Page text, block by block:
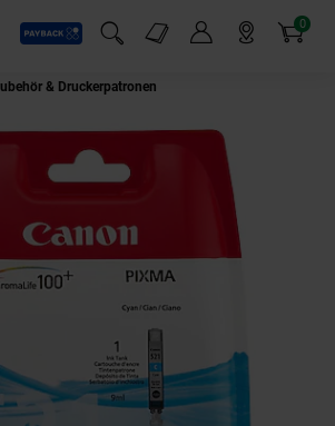
Payback
Suchfeld einblenden
Markt-Angebote 0
Artikel
& Druckerpatronen